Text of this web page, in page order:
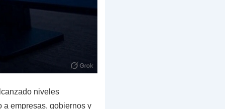
niveles
a empresas, gobiernos y